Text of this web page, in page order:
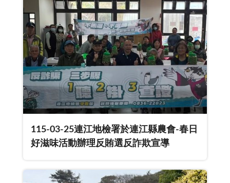
115-03-25連江地檢署於連江縣農會-春日
好滋味活動辦理反賄選反詐欺宣導